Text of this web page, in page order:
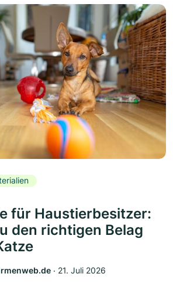
für Haustierbesitzer:
den richtigen Belag
‧ 21. Juli 2026